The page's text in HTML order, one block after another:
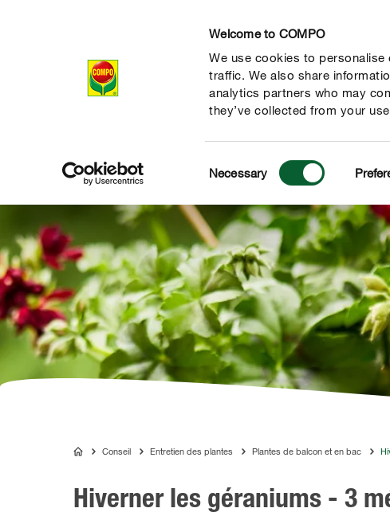
Welcome to COMPO
We use cookies to
traffic. We also share
analytics partners who may
they’ve collected from your
Selection
Necessary
Produits Conseil
COMPOConseil Entretien des plantes Plantes de balcon et en bac
Hiverner les géraniums - 3